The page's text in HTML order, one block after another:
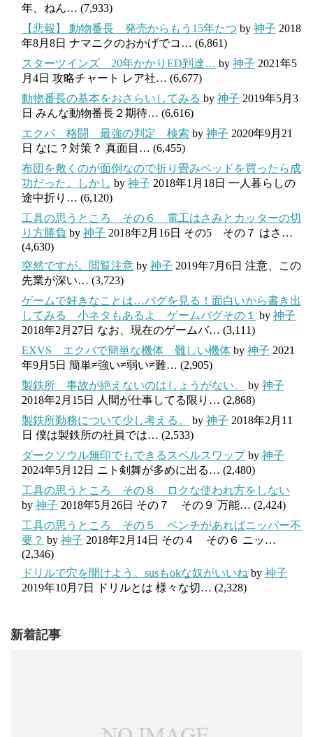
年、ねん… (7,933)
【悲報】 動物番長 発売からもう15年たつ by 神子 2018
年8月8日 ナマニクのおかげでコ… (6,861)
スターツインズ 20年かかりED到達… by 神子 2021年5
月4日 攻略チャート レア社… (6,677)
動物番長の基本をおさらいしてみる by 神子 2019年5月3
日 みんな動物番長２期待… (6,616)
エクバ 格闘 最強の判定 検索 by 神子 2020年9月21
日 なに？対策？ 真面目… (6,455)
布団を敷くのが面倒なので折り畳みベッドを買ったら成
功だった。しかし by 神子 2018年1月18日 一人暮らしの
途中折り… (6,120)
工具の思うところ その６ 電工はさみとカッターの切
り方勝負 by 神子 2018年2月16日 その5 その７ はさ…
(4,630)
突然ですが。閲覧注意 by 神子 2019年7月6日 注意、この
先業が深い… (3,723)
ゲームで好きなことは…バグを見る！面白いから書き出
してみる 小ネタもあるよ ゲームバグその１
by 神子
2018年2月27日 なお、現在のゲームバ… (3,111)
EXVS エクバで簡単な機体 難しい機体 by 神子 2021
年9月5日 簡単≠強い≠弱い≠難… (2,905)
製鉄所 事故が絶えないのはしょうがない。
by 神子
2018年2月15日
人間が仕事してる限り… (2,868)
製鉄所勤務について少し考える。
by 神子 2018年2月11
日 僕は製鉄所の社員では… (2,533)
ダークソウル無印でもできるスペルスワップby 神子
2024年5月12日 ニト剣舞が多めに出る… (2,480)
工具の思うところ その８ ロクな使われ方をしない
by 神子 2018年5月26日 その７ その９ 万能… (2,424)
工具の思うところ その５ ペンチがあればニッパー不
要？ by 神子 2018年2月14日 その４ その６ ニッ…
(2,346)
ドリルで穴を開けよう。susもokな奴がいいね by 神子
2019年10月7日
ドリルとは 様々な切… (2,328)
新着記事